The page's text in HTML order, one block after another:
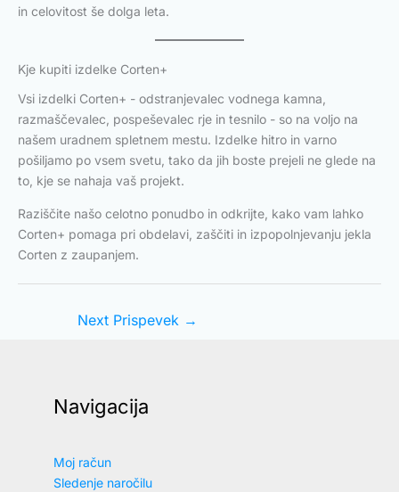
in celovitost še dolga leta.
Kje kupiti izdelke Corten+
Vsi izdelki Corten+ - odstranjevalec vodnega kamna,
razmaščevalec, pospeševalec rje in tesnilo - so na voljo na
našem uradnem spletnem mestu. Izdelke hitro in varno
pošiljamo po vsem svetu, tako da jih boste prejeli ne glede na
to, kje se nahaja vaš projekt.
Raziščite našo celotno ponudbo in odkrijte, kako vam lahko
Corten+ pomaga pri obdelavi, zaščiti in izpopolnjevanju jekla
Corten z zaupanjem.
Next Prispevek →
Navigacija
Moj račun
Sledenje naročilu